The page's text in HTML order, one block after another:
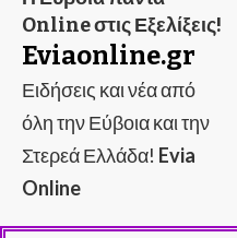
Online στις Εξελίξεις!
Eviaonline.gr
Ειδήσεις και νέα από
όλη την Εύβοια και την
Στερεά Ελλάδα! Evia
Online